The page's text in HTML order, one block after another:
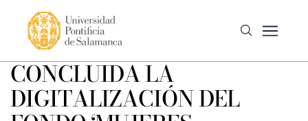
CONCLUIDA LA
DIGITALIZACIÓN DEL